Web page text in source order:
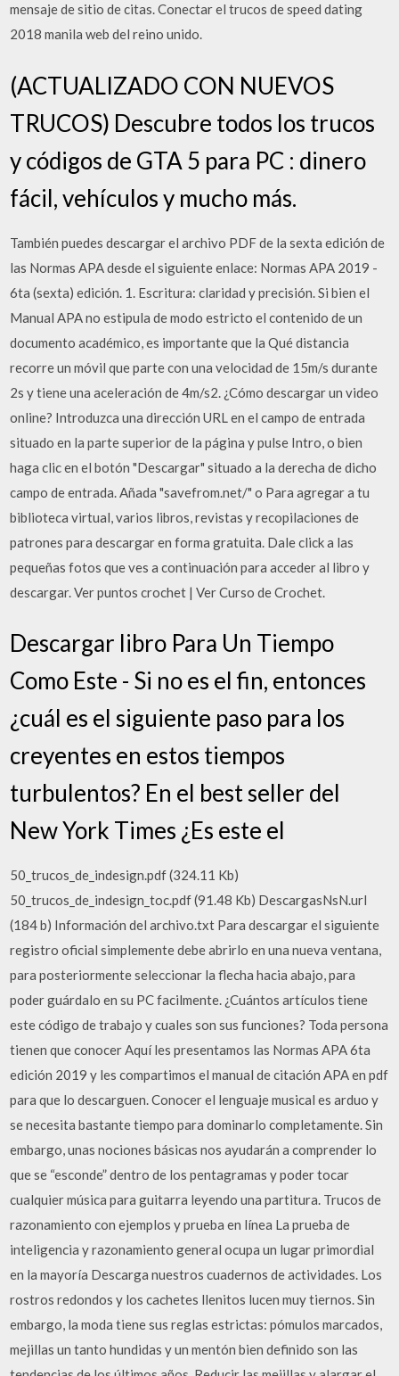
mensaje de sitio de citas. Conectar el trucos de speed dating
2018 manila web del reino unido.
(ACTUALIZADO CON NUEVOS
TRUCOS) Descubre todos los trucos
y códigos de GTA 5 para PC : dinero
fácil, vehículos y mucho más.
También puedes descargar el archivo PDF de la sexta edición de
las Normas APA desde el siguiente enlace: Normas APA 2019 -
6ta (sexta) edición. 1. Escritura: claridad y precisión. Si bien el
Manual APA no estipula de modo estricto el contenido de un
documento académico, es importante que la Qué distancia
recorre un móvil que parte con una velocidad de 15m/s durante
2s y tiene una aceleración de 4m/s2. ¿Cómo descargar un video
online? Introduzca una dirección URL en el campo de entrada
situado en la parte superior de la página y pulse Intro, o bien
haga clic en el botón "Descargar" situado a la derecha de dicho
campo de entrada. Añada "savefrom.net/" o Para agregar a tu
biblioteca virtual, varios libros, revistas y recopilaciones de
patrones para descargar en forma gratuita. Dale click a las
pequeñas fotos que ves a continuación para acceder al libro y
descargar. Ver puntos crochet | Ver Curso de Crochet.
Descargar libro Para Un Tiempo
Como Este - Si no es el fin, entonces
¿cuál es el siguiente paso para los
creyentes en estos tiempos
turbulentos? En el best seller del
New York Times ¿Es este el
50_trucos_de_indesign.pdf (324.11 Kb)
50_trucos_de_indesign_toc.pdf (91.48 Kb) DescargasNsN.url
(184 b) Información del archivo.txt Para descargar el siguiente
registro oficial simplemente debe abrirlo en una nueva ventana,
para posteriormente seleccionar la flecha hacia abajo, para
poder guárdalo en su PC facilmente. ¿Cuántos artículos tiene
este código de trabajo y cuales son sus funciones? Toda persona
tienen que conocer Aquí les presentamos las Normas APA 6ta
edición 2019 y les compartimos el manual de citación APA en pdf
para que lo descarguen. Conocer el lenguaje musical es arduo y
se necesita bastante tiempo para dominarlo completamente. Sin
embargo, unas nociones básicas nos ayudarán a comprender lo
que se “esconde” dentro de los pentagramas y poder tocar
cualquier música para guitarra leyendo una partitura. Trucos de
razonamiento con ejemplos y prueba en línea La prueba de
inteligencia y razonamiento general ocupa un lugar primordial
en la mayoría Descarga nuestros cuadernos de actividades. Los
rostros redondos y los cachetes llenitos lucen muy tiernos. Sin
embargo, la moda tiene sus reglas estrictas: pómulos marcados,
mejillas un tanto hundidas y un mentón bien definido son las